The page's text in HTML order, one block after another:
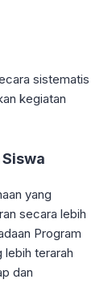
sistematis
kegiatan
yang
secara lebih
Program
lebih terarah
dan